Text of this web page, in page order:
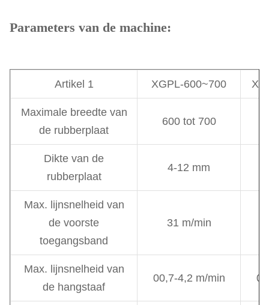
Parameters van de machine:
Artikel 1 XGPL-600~700
Maximale breedte van
de rubberplaat
600 tot 700
Dikte van de
rubberplaat
4-12 mm
Max. lijnsnelheid van
de voorste
toegangsband
31 m/min
Max. lijnsnelheid van
de hangstaaf
00,7-4,2 m/min